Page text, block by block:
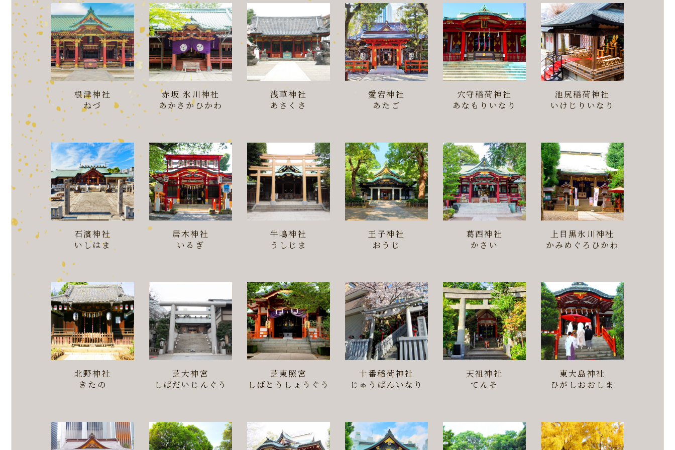
根津神社
ねづ
赤坂 氷川神社
あかさかひかわ
浅草神社
あさくさ
愛宕神社
あたご
穴守稲荷神社
あなもりいなり
池尻稲荷神社
いけじりいなり
石濱神社
いしはま
居木神社
いるぎ
牛嶋神社
うしじま
王子神社
おうじ
葛西神社
かさい
上目黒氷川神社
かみめぐろひかわ
北野神社
きたの
芝大神宮
しばだいじんぐう
芝東照宮
しばとうしょうぐう
十番稲荷神社
じゅうばんいなり
天祖神社
てんそ
東大島神社
ひがしおおしま